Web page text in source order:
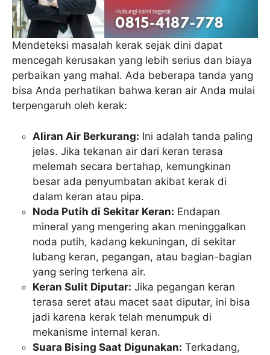
Mendeteksi masalah kerak sejak dini dapat
mencegah kerusakan yang lebih serius dan biaya
perbaikan yang mahal. Ada beberapa tanda yang
bisa Anda perhatikan bahwa keran air Anda mulai
terpengaruh oleh kerak:
Aliran Air Berkurang: Ini adalah tanda paling
jelas. Jika tekanan air dari keran terasa
melemah secara bertahap, kemungkinan
besar ada penyumbatan akibat kerak di
dalam keran atau pipa.
Noda Putih di Sekitar Keran: Endapan
mineral yang mengering akan meninggalkan
noda putih, kadang kekuningan, di sekitar
lubang keran, pegangan, atau bagian-bagian
yang sering terkena air.
Keran Sulit Diputar: Jika pegangan keran
terasa seret atau macet saat diputar, ini bisa
jadi karena kerak telah menumpuk di
mekanisme internal keran.
Suara Bising Saat Digunakan: Terkadang,